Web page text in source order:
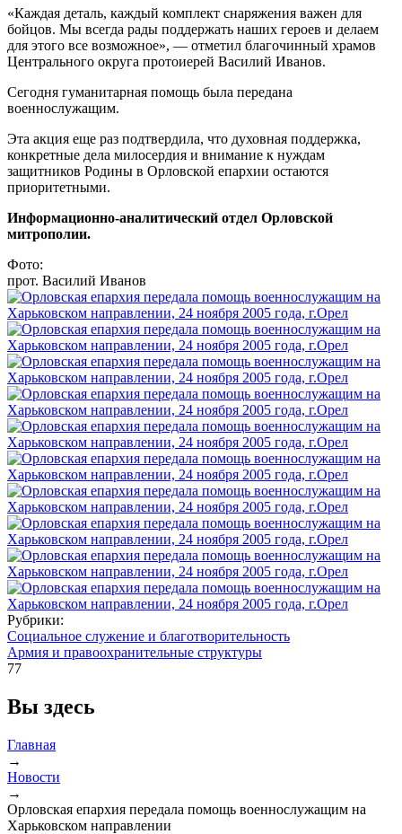
«Каждая деталь, каждый комплект снаряжения важен для
бойцов. Мы всегда рады поддержать наших героев и делаем
для этого все возможное», — отметил благочинный храмов
Центрального округа протоиерей Василий Иванов.
Сегодня гуманитарная помощь была передана
военнослужащим.
Эта акция еще раз подтвердила, что духовная поддержка,
конкретные дела милосердия и внимание к нуждам
защитников Родины в Орловской епархии остаются
приоритетными.
Информационно-аналитический отдел Орловской
митрополии.
Фото:
прот. Василий Иванов
Рубрики:
Социальное служение и благотворительность
Армия и правоохранительные структуры
77
Вы здесь
Главная
→
Новости
→
Орловская епархия передала помощь военнослужащим на
Харьковском направлении